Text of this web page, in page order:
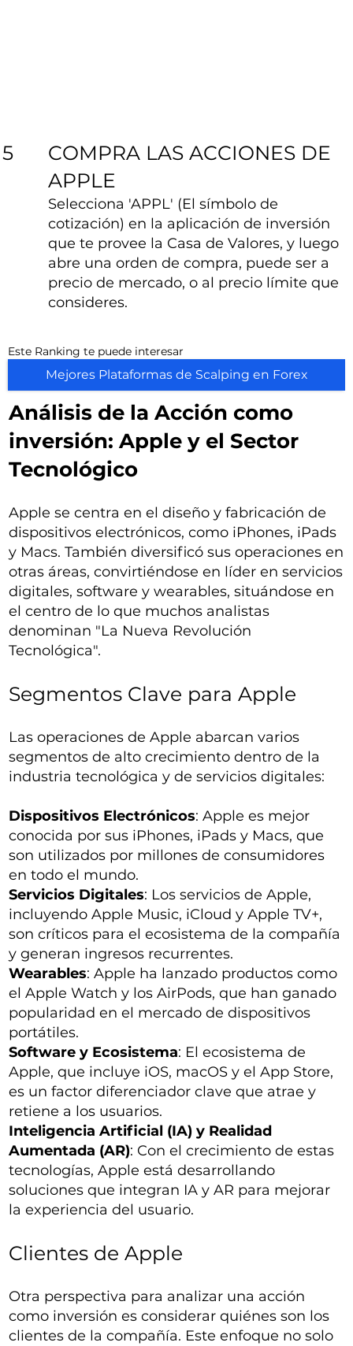
5
COMPRA LAS ACCIONES DE
APPLE
Selecciona 'APPL' (El símbolo de
cotización) en la aplicación de inversión
que te provee la Casa de Valores, y luego
abre una orden de compra, puede ser a
precio de mercado, o al precio límite que
consideres.
Este Ranking te puede interesar
Mejores Plataformas de Scalping en Forex
Análisis de la Acción como
inversión: Apple y el Sector
Tecnológico
Apple se centra en el diseño y fabricación de
dispositivos electrónicos, como iPhones, iPads
y Macs. También diversificó sus operaciones en
otras áreas, convirtiéndose en líder en servicios
digitales, software y wearables, situándose en
el centro de lo que muchos analistas
denominan "La Nueva Revolución
Tecnológica".
Segmentos Clave para Apple
Las operaciones de Apple abarcan varios
segmentos de alto crecimiento dentro de la
industria tecnológica y de servicios digitales:
Dispositivos Electrónicos: Apple es mejor
conocida por sus iPhones, iPads y Macs, que
son utilizados por millones de consumidores
en todo el mundo.
Servicios Digitales: Los servicios de Apple,
incluyendo Apple Music, iCloud y Apple TV+,
son críticos para el ecosistema de la compañía
y generan ingresos recurrentes.
Wearables: Apple ha lanzado productos como
el Apple Watch y los AirPods, que han ganado
popularidad en el mercado de dispositivos
portátiles.
Software y Ecosistema: El ecosistema de
Apple, que incluye iOS, macOS y el App Store,
es un factor diferenciador clave que atrae y
retiene a los usuarios.
Inteligencia Artificial (IA) y Realidad
Aumentada (AR): Con el crecimiento de estas
tecnologías, Apple está desarrollando
soluciones que integran IA y AR para mejorar
la experiencia del usuario.
Clientes de Apple
Otra perspectiva para analizar una acción
como inversión es considerar quiénes son los
clientes de la compañía. Este enfoque no solo